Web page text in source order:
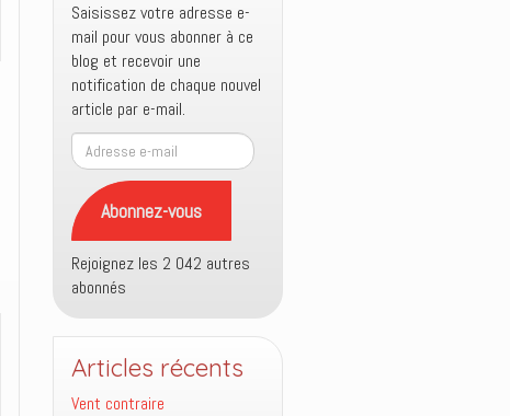
Saisissez votre adresse e-
mail pour vous abonner à ce
blog et recevoir une
notification de chaque nouvel
article par e-mail.
Adresse
e-
mail
Abonnez-vous
Rejoignez les 2 042 autres
abonnés
Articles récents
Vent contraire